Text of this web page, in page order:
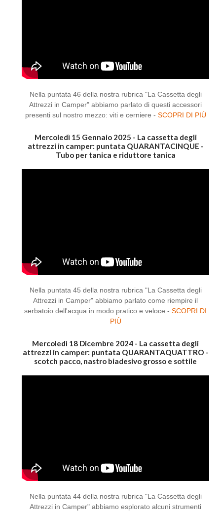
Nella puntata 46 della nostra rubrica "La Cassetta degli
Attrezzi in Camper" abbiamo parlato di questi accessori
presenti sul nostro mezzo: viti e cerniere - SCOPRI DI PIÙ
Mercoledì 15 Gennaio 2025 - La cassetta degli
attrezzi in camper: puntata QUARANTACINQUE -
Tubo per tanica e riduttore tanica
Nella puntata 45 della nostra rubrica "La Cassetta degli
Attrezzi in Camper" abbiamo parlato come riempire il
serbatoio dell'acqua in modo pratico e veloce - SCOPRI DI
PIÙ
Mercoledì 18 Dicembre 2024 - La cassetta degli
attrezzi in camper: puntata QUARANTAQUATTRO -
scotch pacco, nastro biadesivo grosso e sottile
Nella puntata 44 della nostra rubrica "La Cassetta degli
Attrezzi in Camper" abbiamo esplorato alcuni strumenti